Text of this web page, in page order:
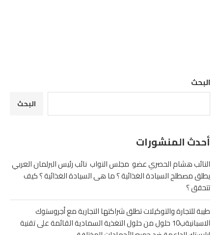
البحث
البحث
أحدث المنشورات
النائب هشام الحصري عضو مجلس النواب نائب رئيس البرلمان العربي
يطلق مصطلح السيادة الغذائية ؟ ما هى السيادة الغذائية ؟ كيف
تتحقق ؟
طيبة للتجارة والتوكيلات تطلق شراكتها التجارية مع أجروستوك
الاسبانيةب10 حلول من حلول التغذية السمادية القائمة على تقنية